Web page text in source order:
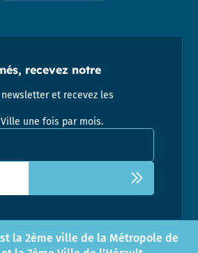
recevez notre
et recevez les
une fois par mois.
la newsletter
la 2ème ville de la Métropole de